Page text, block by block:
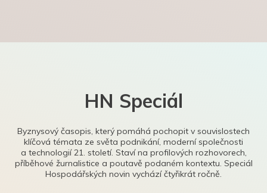
HN Speciál
Byznysový časopis, který pomáhá pochopit v souvislostech
klíčová témata ze světa podnikání, moderní společnosti
a technologií 21. století. Staví na profilových rozhovorech,
příběhové žurnalistice a poutavě podaném kontextu. Speciál
Hospodářských novin vychází čtyřikrát ročně.